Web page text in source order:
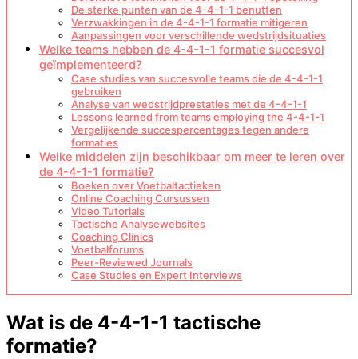
De sterke punten van de 4-4-1-1 benutten
Verzwakkingen in de 4-4-1-1 formatie mitigeren
Aanpassingen voor verschillende wedstrijdsituaties
Welke teams hebben de 4-4-1-1 formatie succesvol
geïmplementeerd?
Case studies van succesvolle teams die de 4-4-1-1
gebruiken
Analyse van wedstrijdprestaties met de 4-4-1-1
Lessons learned from teams employing the 4-4-1-1
Vergelijkende succespercentages tegen andere
formaties
Welke middelen zijn beschikbaar om meer te leren over
de 4-4-1-1 formatie?
Boeken over Voetbaltactieken
Online Coaching Cursussen
Video Tutorials
Tactische Analysewebsites
Coaching Clinics
Voetbalforums
Peer-Reviewed Journals
Case Studies en Expert Interviews
Wat is de 4-4-1-1 tactische
formatie?